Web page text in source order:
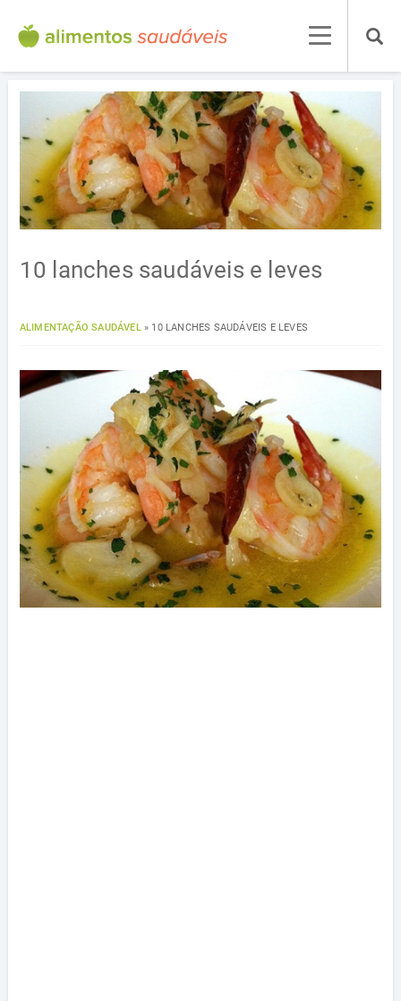
10 lanches saudáveis ​​e leves
ALIMENTAÇÃO SAUDÁVEL» 10 LANCHES SAUDÁVEIS ​​E LEVES